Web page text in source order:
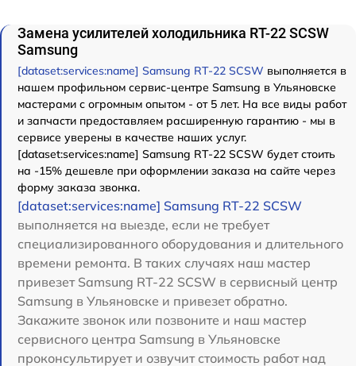
Замена усилителей холодильника RT-22 SCSW
Samsung
[dataset:services:name] Samsung RT-22 SCSW выполняется в
нашем профильном сервис-центре Samsung в Ульяновске
мастерами с огромным опытом - от 5 лет. На все виды работ
и запчасти предоставляем расширенную гарантию - мы в
сервисе уверены в качестве наших услуг.
[dataset:services:name] Samsung RT-22 SCSW будет стоить
на -15% дешевле при оформлении заказа на сайте через
форму заказа звонка.
[dataset:services:name] Samsung RT-22 SCSW
выполняется на выезде, если не требует
специализированного оборудования и длительного
времени ремонта. В таких случаях наш мастер
привезет Samsung RT-22 SCSW в сервисный центр
Samsung в Ульяновске и привезет обратно.
Закажите звонок или позвоните и наш мастер
сервисного центра Samsung в Ульяновске
проконсультирует и озвучит стоимость работ над